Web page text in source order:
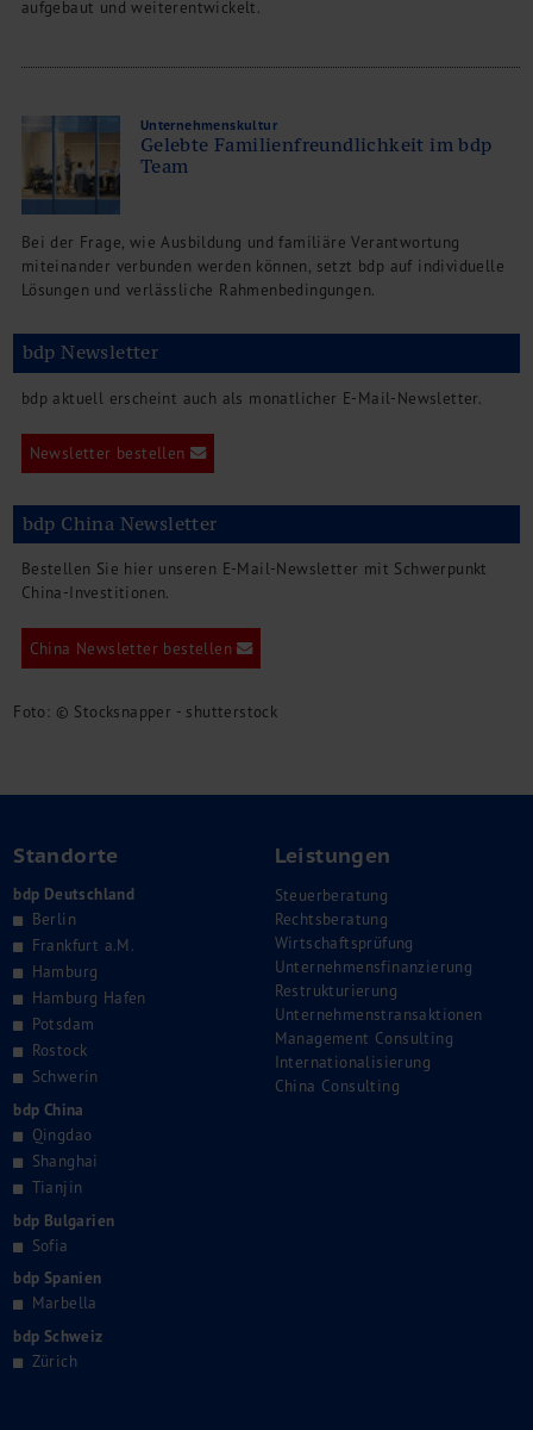
aufgebaut und weiterentwickelt.
Unternehmenskultur
Gelebte Familienfreundlichkeit im bdp
Team
Bei der Frage, wie Ausbildung und familiäre Verantwortung
miteinander verbunden werden können, setzt bdp auf individuelle
Lösungen und verlässliche Rahmenbedingungen.
bdp Newsletter
bdp aktuell erscheint auch als monatlicher E-Mail-Newsletter.
Newsletter bestellen
bdp China Newsletter
Bestellen Sie hier unseren E-Mail-Newsletter mit Schwerpunkt
China-Investitionen.
China Newsletter bestellen
Foto: © Stocksnapper - shutterstock
Standorte
bdp Deutschland
Berlin
Frankfurt a.M.
Hamburg
Hamburg Hafen
Potsdam
Rostock
Schwerin
bdp China
Qingdao
Shanghai
Tianjin
bdp Bulgarien
Sofia
bdp Spanien
Marbella
bdp Schweiz
Zürich
Leistungen
Steuerberatung
Rechtsberatung
Wirtschaftsprüfung
Unternehmensfinanzierung
Restrukturierung
Unternehmenstransaktionen
Management Consulting
Internationalisierung
China Consulting